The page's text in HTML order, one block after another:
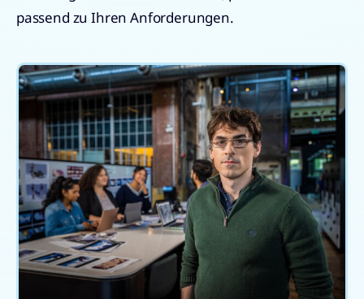
passend zu Ihren Anforderungen.